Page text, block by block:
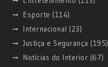
Esporte (114)
Internacional (23)
Justiça e Segurança (195)
Notícias do Interior (67)